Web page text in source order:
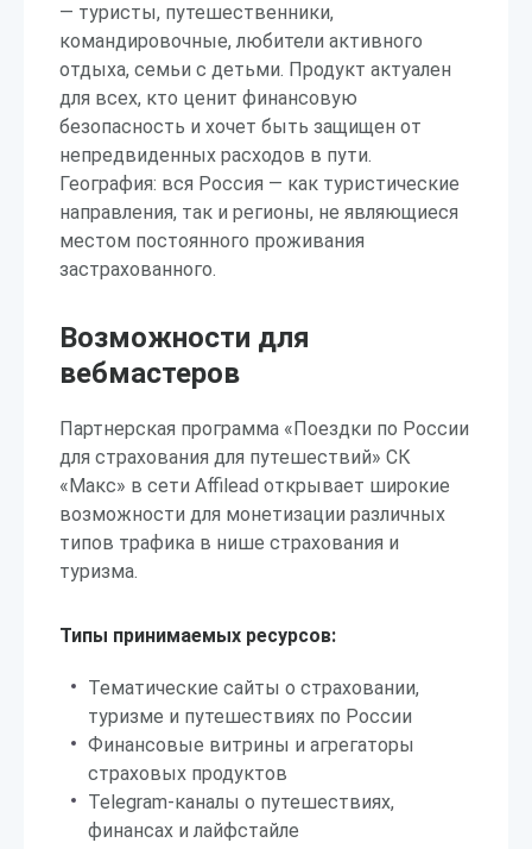
— туристы, путешественники,
командировочные, любители активного
отдыха, семьи с детьми. Продукт актуален
для всех, кто ценит финансовую
безопасность и хочет быть защищен от
непредвиденных расходов в пути.
География: вся Россия — как туристические
направления, так и регионы, не являющиеся
местом постоянного проживания
застрахованного.
Возможности для
вебмастеров
Партнерская программа «Поездки по России
для страхования для путешествий» СК
«Макс» в сети Affilead открывает широкие
возможности для монетизации различных
типов трафика в нише страхования и
туризма.
Типы принимаемых ресурсов:
Тематические сайты о страховании,
туризме и путешествиях по России
Финансовые витрины и агрегаторы
страховых продуктов
Telegram-каналы о путешествиях,
финансах и лайфстайле